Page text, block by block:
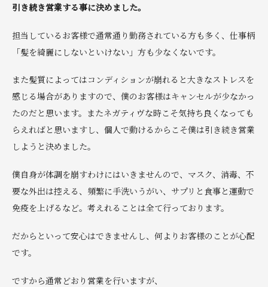
引き続き営業する事に決めました。
担当しているお客様で通常通り勤務されている方も多く、仕事柄
「髪を綺麗にしないといけない」方も少なくないです。
また髪質によってはコンディションが崩れると大きなストレスを
感じる場合がありますので、僕のお客様はキャンセルが少なかっ
たのだと思います。またネガティヴな時こそ気持ち良くなっても
らえればと思いますし、個人で動けるからこそ僕は引き続き営業
しようと決めました。
僕自身が体調を崩すわけにはいきませんので、マスク、消毒、不
要な外出は控える、頻繁に手洗いうがい、サプリと食事と運動で
免疫を上げるなど。考えれることは全て行っております。
だからといって安心はできませんし、何よりお客様のことが心配
です。
ですから通常どおり営業を行いますが、